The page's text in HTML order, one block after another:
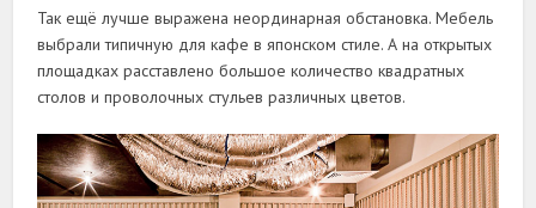
Так ещё лучше выражена неординарная обстановка. Мебель
выбрали типичную для кафе в японском стиле. А на открытых
площадках расставлено большое количество квадратных
столов и проволочных стульев различных цветов.